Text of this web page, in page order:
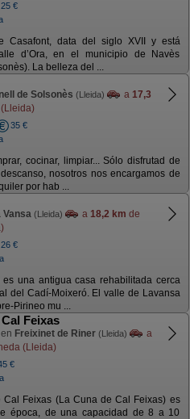
25 €
Casafont, data del siglo XVII y está
d’Ora, en el municipio de Navès
La belleza del ...
de Solsonès (Lleida) a 17,3
35 €
cocinar, limpiar... Sólo disfrutad de
nosotros nos encargamos de
por hab ...
Vansa (Lleida) a 18,2 km de
26 €
una antigua casa rehabilitada cerca
del Cadí-Moixeró. El valle de Lavansa
Pirineo mu ...
Feixas
Freixinet de Riner (Lleida)
a
(Lleida)
€
Cal Feixas (La Cuna de Cal Feixas) es
época, de una capacidad de 8 a 10